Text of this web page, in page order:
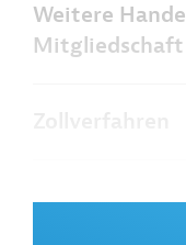
Weitere
Mitgliedschaft
Zölle und